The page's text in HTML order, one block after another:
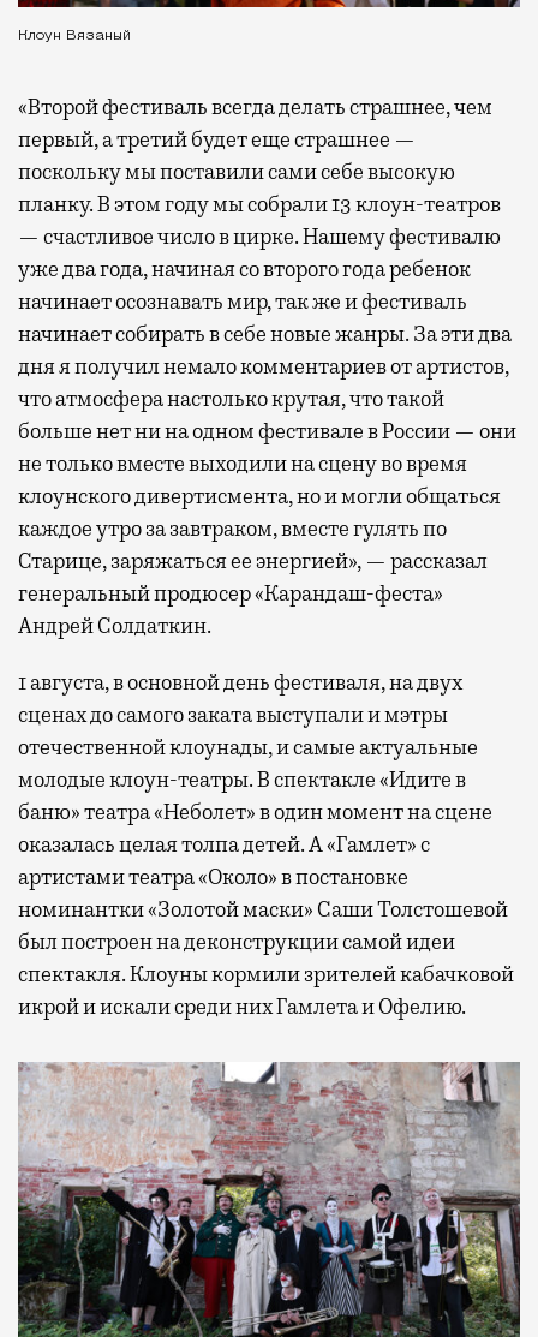
Клоун Вязаный
«Второй фестиваль всегда делать страшнее, чем
первый, а третий будет еще страшнее —
поскольку мы поставили сами себе высокую
планку. В этом году мы собрали 13 клоун-театров
— счастливое число в цирке. Нашему фестивалю
уже два года, начиная со второго года ребенок
начинает осознавать мир, так же и фестиваль
начинает собирать в себе новые жанры. За эти два
дня я получил немало комментариев от артистов,
что атмосфера настолько крутая, что такой
больше нет ни на одном фестивале в России — они
не только вместе выходили на сцену во время
клоунского дивертисмента, но и могли общаться
каждое утро за завтраком, вместе гулять по
Старице, заряжаться ее энергией», — рассказал
генеральный продюсер «Карандаш-феста»
Андрей Солдаткин.
1 августа, в основной день фестиваля, на двух
сценах до самого заката выступали и мэтры
отечественной клоунады, и самые актуальные
молодые клоун-театры. В спектакле «Идите в
баню» театра «Неболет» в один момент на сцене
оказалась целая толпа детей. А «Гамлет» с
артистами театра «Около» в постановке
номинантки «Золотой маски» Саши Толстошевой
был построен на деконструкции самой идеи
спектакля. Клоуны кормили зрителей кабачковой
икрой и искали среди них Гамлета и Офелию.